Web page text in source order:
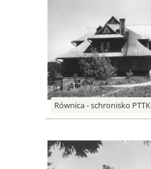
Równica - schronisko PTTK